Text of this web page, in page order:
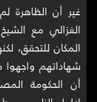
غير أن الظاهرة
الغزالي مع
المكان للتحقق،
شهاداتهم
أن الحكومة